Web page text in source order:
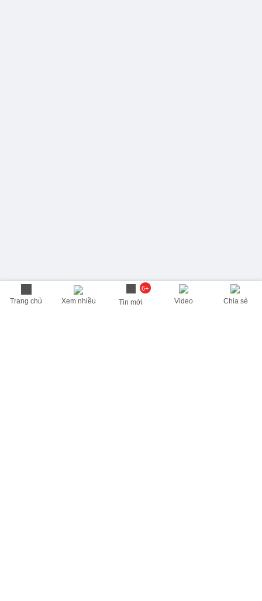
Trang chủ Xem nhiều
6+
Tin mới Video Chia sẻ